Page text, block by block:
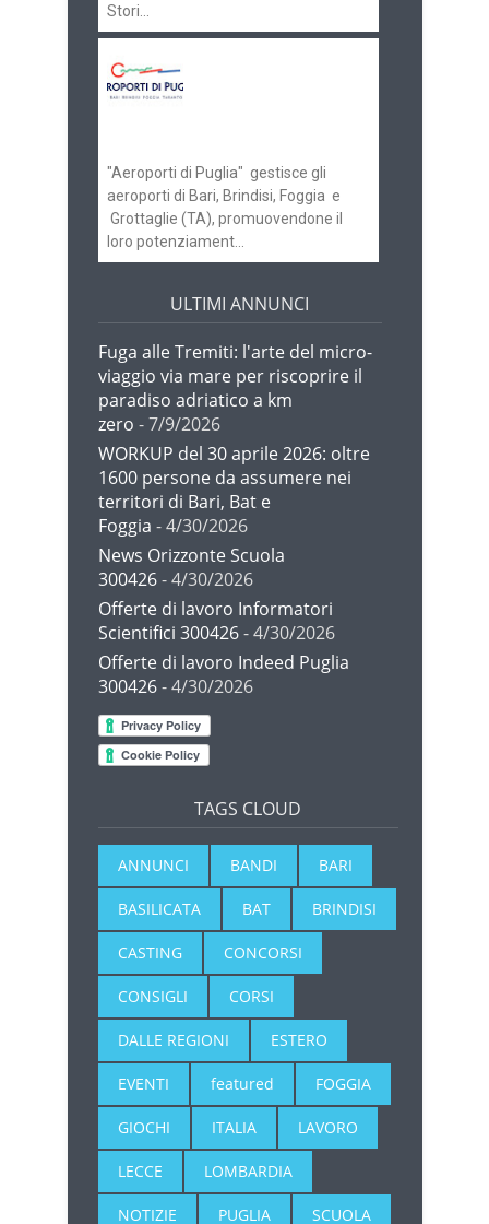
Stori...
"Aeroporti di Puglia" gestisce gli
aeroporti di Bari, Brindisi, Foggia e
Grottaglie (TA), promuovendone il
loro potenziament...
ULTIMI ANNUNCI
Fuga alle Tremiti: l'arte del micro-
viaggio via mare per riscoprire il
paradiso adriatico a km
zero - 7/9/2026
WORKUP del 30 aprile 2026: oltre
1600 persone da assumere nei
territori di Bari, Bat e
Foggia - 4/30/2026
News Orizzonte Scuola
300426- 4/30/2026
Offerte di lavoro Informatori
Scientifici 300426- 4/30/2026
Offerte di lavoro Indeed Puglia
300426- 4/30/2026
TAGS CLOUD
ANNUNCI BANDI BARI
BASILICATA BAT BRINDISI
CASTING CONCORSI
CONSIGLI CORSI
DALLE REGIONI ESTERO
EVENTI featured FOGGIA
GIOCHI ITALIA LAVORO
LECCE LOMBARDIA
NOTIZIE PUGLIA SCUOLA